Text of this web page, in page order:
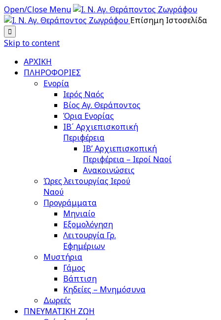
Open/Close Menu
Επίσημη Ιστοσελίδα

Skip to content
ΑΡΧΙΚΗ
ΠΛΗΡΟΦΟΡΙΕΣ
Ενορία
Ιερός Ναός
Βίος Αγ. Θεράποντος
Όρια Ενορίας
ΙΒ´ Αρχιεπισκοπική
Περιφέρεια
ΙΒ’ Αρχιεπισκοπική
Περιφέρεια – Ιεροί Ναοί
Ανακοινώσεις
Ώρες λειτουργίας Ιερού
Ναού
Προγράμματα
Μηνιαίο
Εξομολόγηση
Λειτουργία Γρ.
Εφημέριων
Μυστήρια
Γάμος
Βάπτιση
Κηδείες – Μνημόσυνα
Δωρεές
ΠΝΕΥΜΑΤΙΚΗ ΖΩΗ